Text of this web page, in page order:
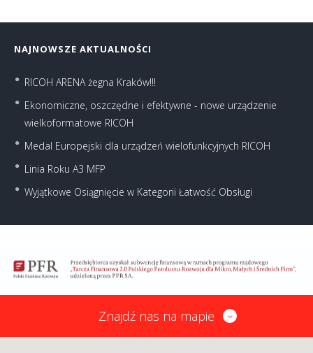
NAJNOWSZE AKTUALNOŚCI
RICOH ARENA żegna Kraków!!!
Ekonomiczne, oszczędne i efektywne - nowe urządzenie
wielkoformatowe RICOH
Medal Europejski dla urządzeń wielofunkcyjnych RICOH
Linia Roku A3 MFP
Wyjątkowe Osiągnięcie w Kategorii Łatwość Obsługi
Znajdź nas na mapie